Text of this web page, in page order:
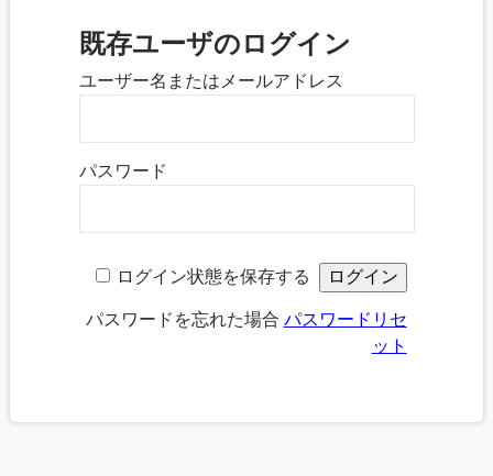
既存ユーザのログイン
ユーザー名またはメールアドレス
パスワード
ログイン状態を保存する
パスワードを忘れた場合 パスワードリセ
ット